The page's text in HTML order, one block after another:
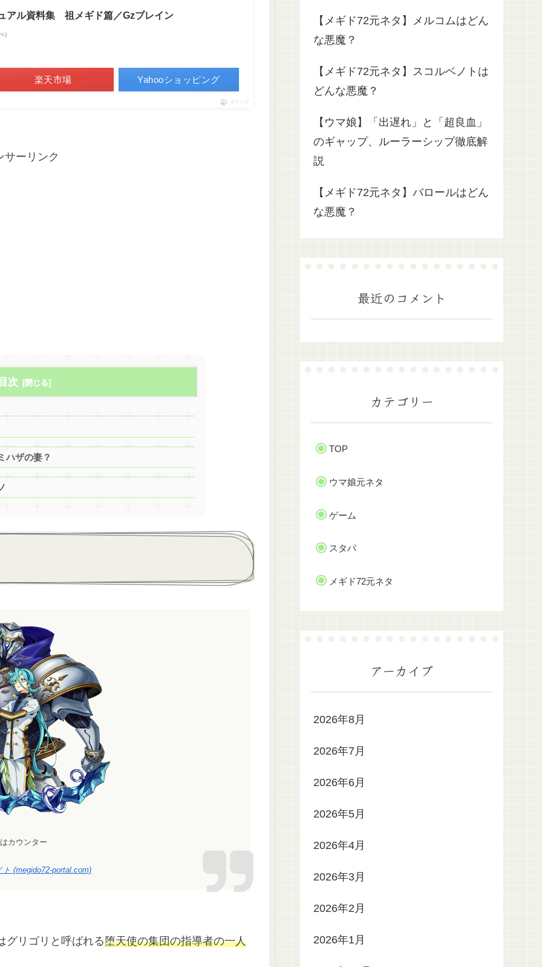
アル資料集 祖メギド篇／Gzブレイン
楽天市場 Yahooショッピング
ポチップ
サーリンク
次
ハザの妻？
カウンター
(megido72-portal.com)
グリゴリと呼ばれる堕天使の集団の指導者の一人
【メギド72元ネタ】メルコムはどん
な悪魔？
【メギド72元ネタ】スコルベノトは
どんな悪魔？
【ウマ娘】「出遅れ」と「超良血」
のギャップ、ルーラーシップ徹底解
説
【メギド72元ネタ】バロールはどん
な悪魔？
最近のコメント
カテゴリー
TOP
ウマ娘元ネタ
ゲーム
スタバ
メギド72元ネタ
アーカイブ
2026年8月
2026年7月
2026年6月
2026年5月
2026年4月
2026年3月
2026年2月
2026年1月